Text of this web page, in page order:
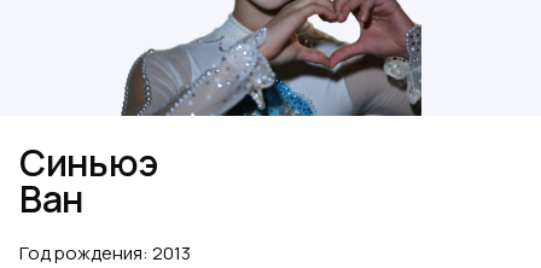
Синьюэ
Ван
Год рождения: 2013